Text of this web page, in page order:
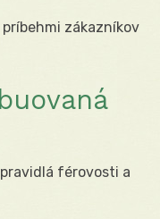
zákazníkov
férovosti a